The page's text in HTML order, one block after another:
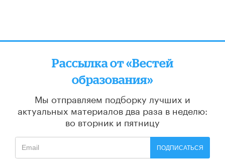
Рассылка от «Вестей
образования»
Мы отправляем подборку лучших и
актуальных материалов два раза в неделю:
во вторник и пятницу
ПОДПИСАТЬСЯ